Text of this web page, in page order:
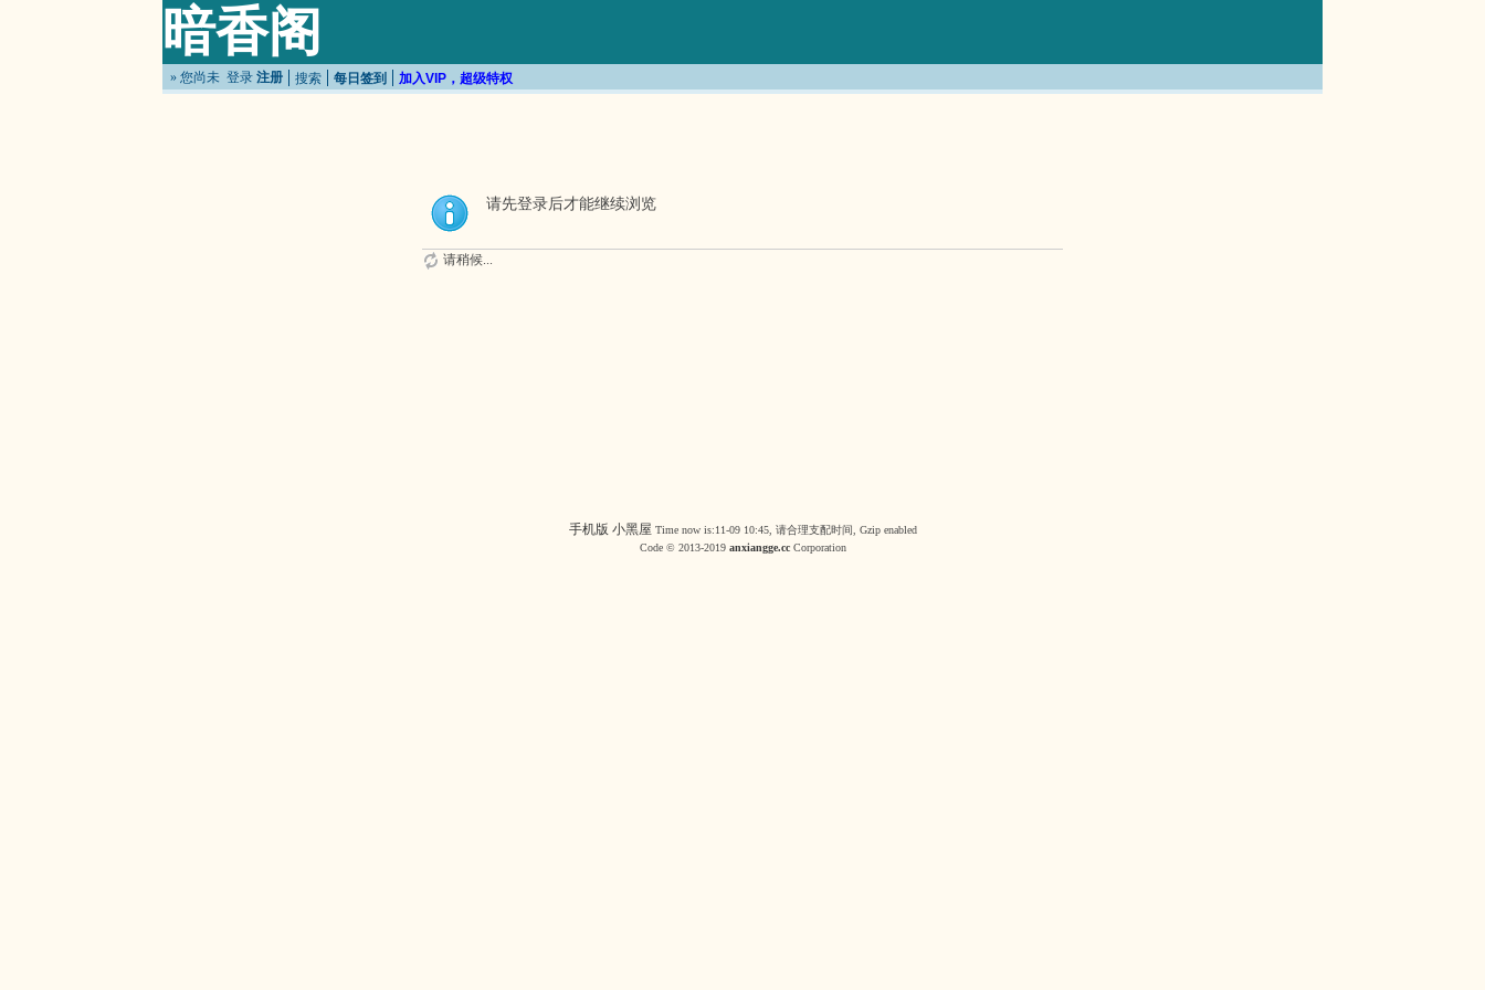
暗香阁
» 您尚未 登录 注册 搜索 每日签到 加入VIP，超级特权
请先登录后才能继续浏览
请稍候...
手机版 小黑屋 Time now is:11-09 10:45, 请合理支配时间, Gzip enabled
Code © 2013-2019 anxiangge.ccCorporation